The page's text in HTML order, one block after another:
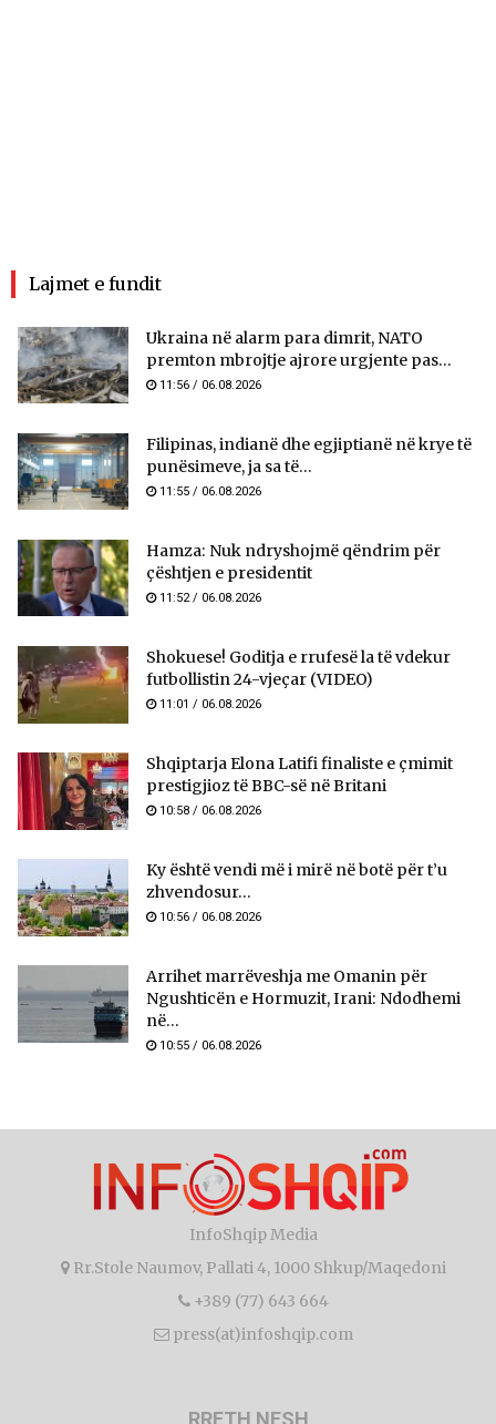
Lajmet e fundit
Ukraina në alarm para dimrit, NATO
premton mbrojtje ajrore urgjente pas...
11:56 / 06.08.2026
Filipinas, indianë dhe egjiptianë në krye të
punësimeve, ja sa të...
11:55 / 06.08.2026
Hamza: Nuk ndryshojmë qëndrim për
çështjen e presidentit
11:52 / 06.08.2026
Shokuese! Goditja e rrufesë la të vdekur
futbollistin 24-vjeçar (VIDEO)
11:01 / 06.08.2026
Shqiptarja Elona Latifi finaliste e çmimit
prestigjioz të BBC-së në Britani
10:58 / 06.08.2026
Ky është vendi më i mirë në botë për t’u
zhvendosur...
10:56 / 06.08.2026
Arrihet marrëveshja me Omanin për
Ngushticën e Hormuzit, Irani: Ndodhemi
në...
10:55 / 06.08.2026
InfoShqip Media
Rr.Stole Naumov, Pallati 4, 1000 Shkup/Maqedoni
+389 (77) 643 664
press(at)infoshqip.com